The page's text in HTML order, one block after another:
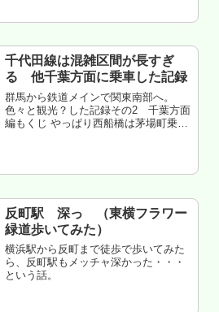
■北千住で下りる場合はJR直通の千代
千代田線は混雑区間が長すぎ
る 他千葉方面に乗車した記録
群馬から鉄道メインで関東南部へ。
色々と観光？した記録その2 千葉方面
編もくじ やっぱり西船橋は茅場町乗り
線は混雑区間が長すぎる...
反町駅 深っ （東横フラワー
緑道歩いてみた）
横浜駅から反町まで徒歩で歩いてみた
ら、反町駅もメッチャ深かった・・・
という話。